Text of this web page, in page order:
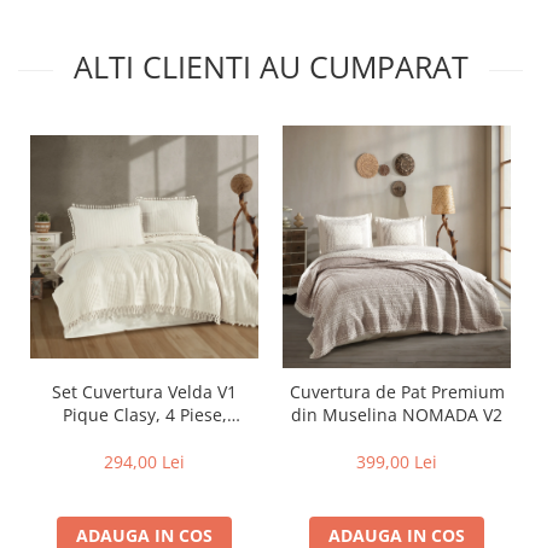
ALTI CLIENTI AU CUMPARAT
Set Cuvertura Velda V1
Pique Clasy, 4 Piese,
Ciucuri
294,00 Lei
ADAUGA IN COS
Cuvertura de Pat Premium
din Muselina NOMADA V2
399,00 Lei
ADAUGA IN COS